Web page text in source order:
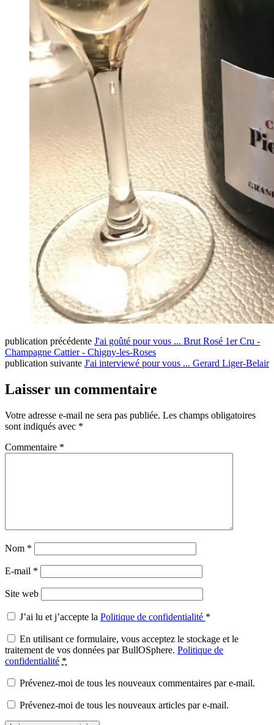
publication précédente J'ai goûté pour vous ... Brut Rosé 1er Cru -
Champagne Cattier - Chigny-les-Roses
publication suivante J'ai interviewé pour vous ... Gerard Liger-Belair
Laisser un commentaire
Votre adresse e-mail ne sera pas publiée. Les champs obligatoires
sont indiqués avec *
Commentaire *
Nom *
E-mail *
Site web
J’ai lu et j’accepte la Politique de confidentialité *
En utilisant ce formulaire, vous acceptez le stockage et le
traitement de vos données par BullOSphere. Politique de
confidentialité *
Prévenez-moi de tous les nouveaux commentaires par e-mail.
Prévenez-moi de tous les nouveaux articles par e-mail.